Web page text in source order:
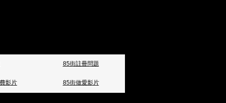
85街註冊問題
影片 85街做愛影片